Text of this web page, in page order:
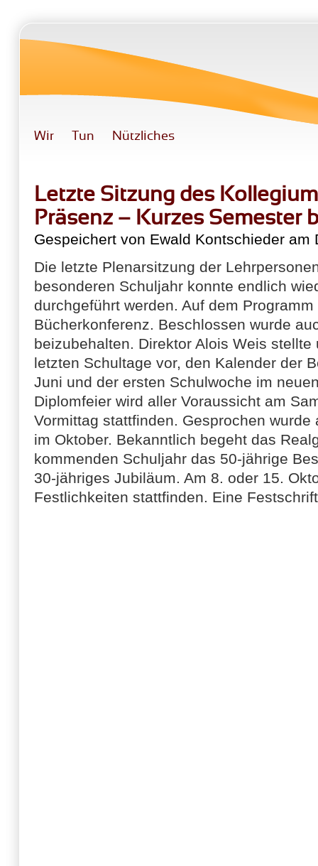
Wir Tun Nützliches
Letzte Sitzung des
Präsenz – Kurzes Semester
Gespeichert von Ewald Kontschieder am
Die letzte Plenarsitzung der
besonderen Schuljahr konnte endlich
durchgeführt werden. Auf dem
Bücherkonferenz. Beschlossen wurde
beizubehalten. Direktor Alois Weis
letzten Schultage vor, den Kalender der
Juni und der ersten Schulwoche im
Diplomfeier wird aller Voraussicht am
Vormittag stattfinden. Gesprochen
im Oktober. Bekanntlich begeht das
kommenden Schuljahr das 50-jährige
30-jähriges Jubiläum. Am 8. oder 15.
Festlichkeiten stattfinden. Eine